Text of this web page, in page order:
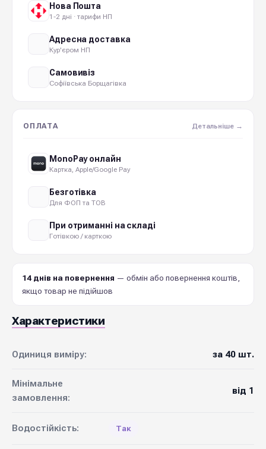
Нова Пошта
1-2 дні · тарифи НП
Адресна доставка
Кур'єром НП
Самовивіз
Софіївська Борщагівка
ОПЛАТА Детальніше →
MonoPay онлайн
Картка, Apple/Google Pay
Безготівка
Для ФОП та ТОВ
При отриманні на складі
Готівкою / карткою
14 днів на повернення — обмін або повернення коштів,
якщо товар не підійшов
Характеристики
Одиниця виміру: за 40 шт.
Мінімальне
замовлення:
від 1
Водостійкість: Так